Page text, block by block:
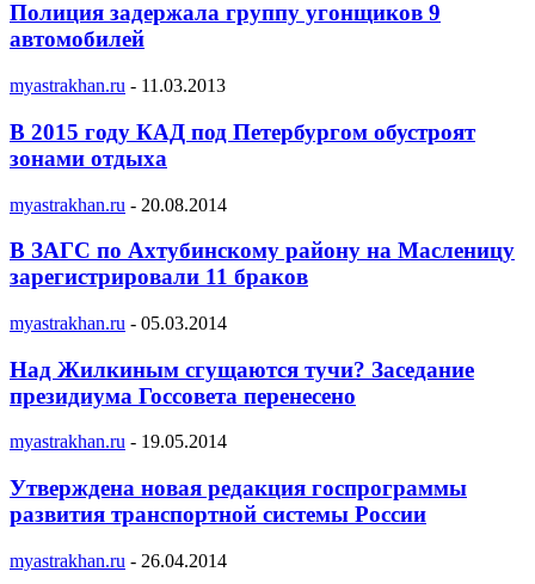
Полиция задержала группу угонщиков 9
автомобилей
myastrakhan.ru - 11.03.2013
В 2015 году КАД под Петербургом обустроят
зонами отдыха
myastrakhan.ru - 20.08.2014
В ЗАГС по Ахтубинскому району на Масленицу
зарегистрировали 11 браков
myastrakhan.ru - 05.03.2014
Над Жилкиным сгущаются тучи? Заседание
президиума Госсовета перенесено
myastrakhan.ru - 19.05.2014
Утверждена новая редакция госпрограммы
развития транспортной системы России
myastrakhan.ru - 26.04.2014